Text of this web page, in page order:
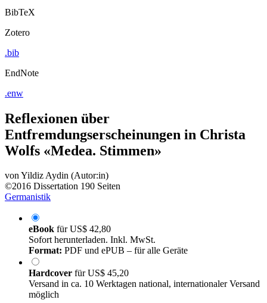
BibTeX
Zotero
.bib
EndNote
.enw
Reflexionen über
Entfremdungserscheinungen in Christa
Wolfs «Medea. Stimmen»
vonYildiz Aydin (Autor:in)
©2016 Dissertation 190 Seiten
Germanistik
eBook fürUS$ 42,80
Sofort herunterladen. Inkl. MwSt.
Format: PDF und ePUB – für alle Geräte
Hardcover fürUS$ 45,20
Versand in ca. 10 Werktagen national, internationaler Versand
möglich